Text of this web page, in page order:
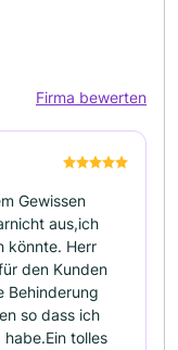
Firma bewerten
Gewissen
aus,ich
könnte. Herr
den Kunden
Behinderung
so dass ich
tolles